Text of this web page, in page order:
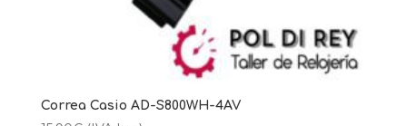
Correa Casio AD-S800WH-4AV